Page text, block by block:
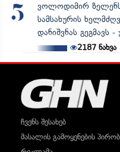
5
ვოლოდიმირ
სამსახურის
დანიშვნას გეგმავს -
2187ნახვა
ჩვენს შესახებ
მასალის გამოყენების